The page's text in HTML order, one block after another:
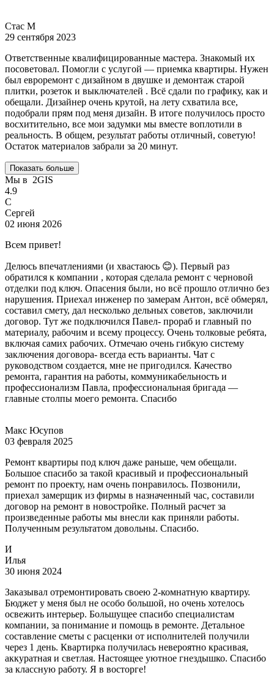
Стас М
29 сентября 2023
Ответственные квалифицированные мастера. Знакомый их
посоветовал. Помогли с услугой — приемка квартиры. Нужен
был евроремонт с дизайном в двушке и демонтаж старой
плитки, розеток и выключателей . Всё сдали по графику, как и
обещали. Дизайнер очень крутой, на лету схватила все,
подобрали прям под меня дизайн. В итоге получилось просто
восхитительно, все мои задумки мы вместе воплотили в
реальность. В общем, результат работы отличный, советую!
Остаток материалов забрали за 20 минут.
Показать больше
Мы в 2GIS
4.9
С
Сергей
02 июня 2026
Всем привет!
Делюсь впечатлениями (и хвастаюсь 😊). Первый раз
обратился к компании , которая сделала ремонт с черновой
отделки под ключ. Опасения были, но всё прошло отлично без
нарушения. Приехал инженер по замерам Антон, всё обмерял,
составил смету, дал несколько дельных советов, заключили
договор. Тут же подключился Павел- прораб и главный по
материалу, рабочим и всему процессу. Очень толковые ребята,
включая самих рабочих. Отмечаю очень гибкую систему
заключения договора- всегда есть варианты. Чат с
руководством создается, мне не пригодился. Качество
ремонта, гарантия на работы, коммуникабельность и
профессионализм Павла, профессиональная бригада —
главные столпы моего ремонта. Спасибо
Макс Юсупов
03 февраля 2025
Ремонт квартиры под ключ даже раньше, чем обещали.
Большое спасибо за такой красивый и профессиональный
ремонт по проекту, нам очень понравилось. Позвонили,
приехал замерщик из фирмы в назначенный час, составили
договор на ремонт в новостройке. Полный расчет за
произведенные работы мы внесли как приняли работы.
Полученным результатом довольны. Спасибо.
И
Илья
30 июня 2024
Заказывал отремонтировать своею 2-комнатную квартиру.
Бюджет у меня был не особо большой, но очень хотелось
освежить интерьер. Большущее спасибо специалистам
компании, за понимание и помощь в ремонте. Детальное
составление сметы с расценки от исполнителей получили
через 1 день. Квартирка получилась невероятно красивая,
аккуратная и светлая. Настоящее уютное гнездышко. Спасибо
за классную работу. Я в восторге!